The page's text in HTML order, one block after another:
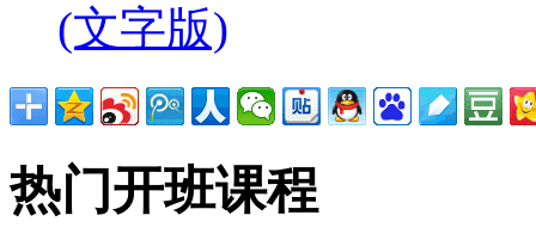
(文字版)
热门开班课程